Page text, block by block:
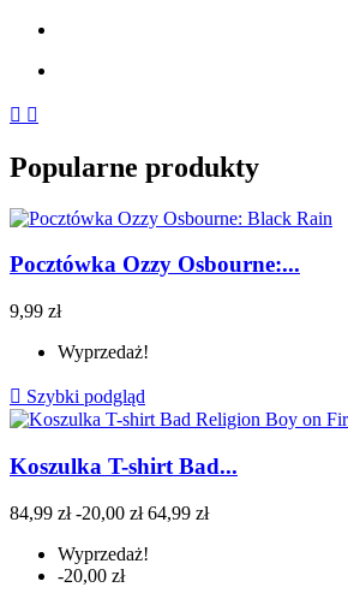
 
Popularne produkty
Pocztówka Ozzy Osbourne:...
9,99 zł
Wyprzedaż!
 Szybki podgląd
Koszulka T-shirt Bad...
84,99 zł -20,00 zł 64,99 zł
Wyprzedaż!
-20,00 zł